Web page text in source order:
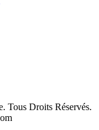
Tous Droits Réservés.